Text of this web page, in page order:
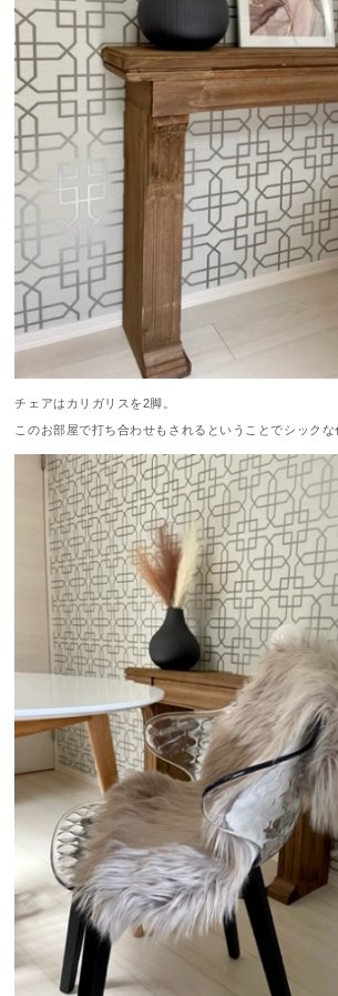
チェアはカリガリスを2脚。
このお部屋で打ち合わせもされるということでシックな